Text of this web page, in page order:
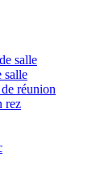
salle
salle
réunion
rez